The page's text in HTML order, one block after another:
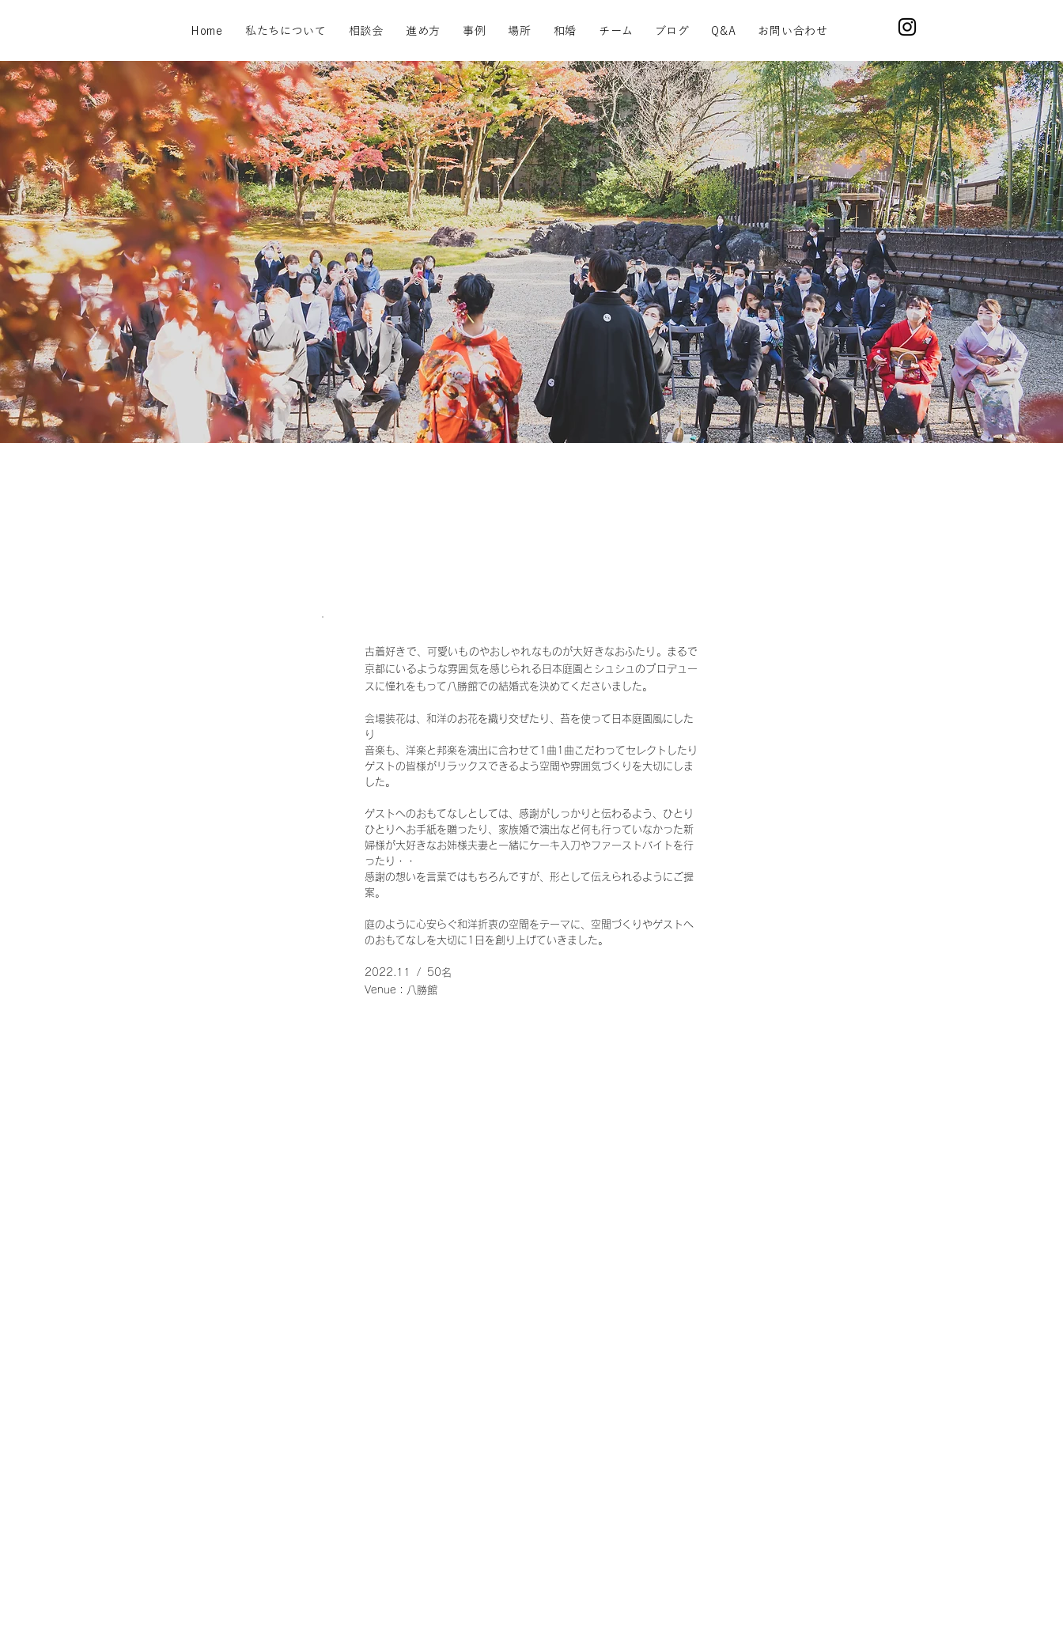
Home 私たちについて 相談会 進め方 事例 場所 和婚 チーム ブログ Q&A お問い合わせ
古着好きで、可愛いものやおしゃれなものが大好きなおふたり。まるで
京都にいるような雰囲気を感じられる日本庭園とシュシュのプロデュー
スに憧れをもって八勝館での結婚式を決めてくださいました。
会場装花は、和洋のお花を織り交ぜたり、苔を使って日本庭園風にした
り
音楽も、洋楽と邦楽を演出に合わせて1曲1曲こだわってセレクトしたり
ゲストの皆様がリラックスできるよう空間や雰囲気づくりを大切にしま
した。
ゲストへのおもてなしとしては、感謝がしっかりと伝わるよう、ひとり
ひとりへお手紙を贈ったり、家族婚で演出など何も行っていなかった新
婦様が大好きなお姉様夫妻と一緒にケーキ入刀やファーストバイトを行
ったり・・
感謝の想いを言葉ではもちろんですが、形として伝えられるようにご提
案。
庭のように心安らぐ和洋折衷の空間をテーマに、 空間づくりやゲストへ
のおもてなしを大切に1日を創り上げていきました。
2022.11 / 50名
​Venue：八勝館